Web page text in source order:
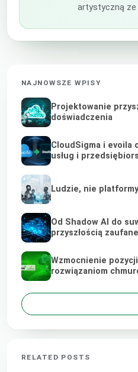
artystyczną ze
NAJNOWSZE WPISY
Projektowanie
doświadczenia
CloudSigma i evoila
usług i
Ludzie, nie
Od Shadow AI do
przyszłością
Wzmocnienie
rozwiązaniom
RELATED POSTS